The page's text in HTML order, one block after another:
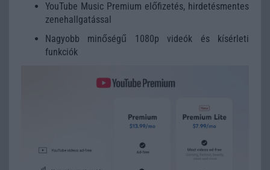
YouTube Music Premium előfizetés, hirdetésmentes
zenehallgatással
Nagyobb minőségű 1080p videók és kísérleti
funkciók